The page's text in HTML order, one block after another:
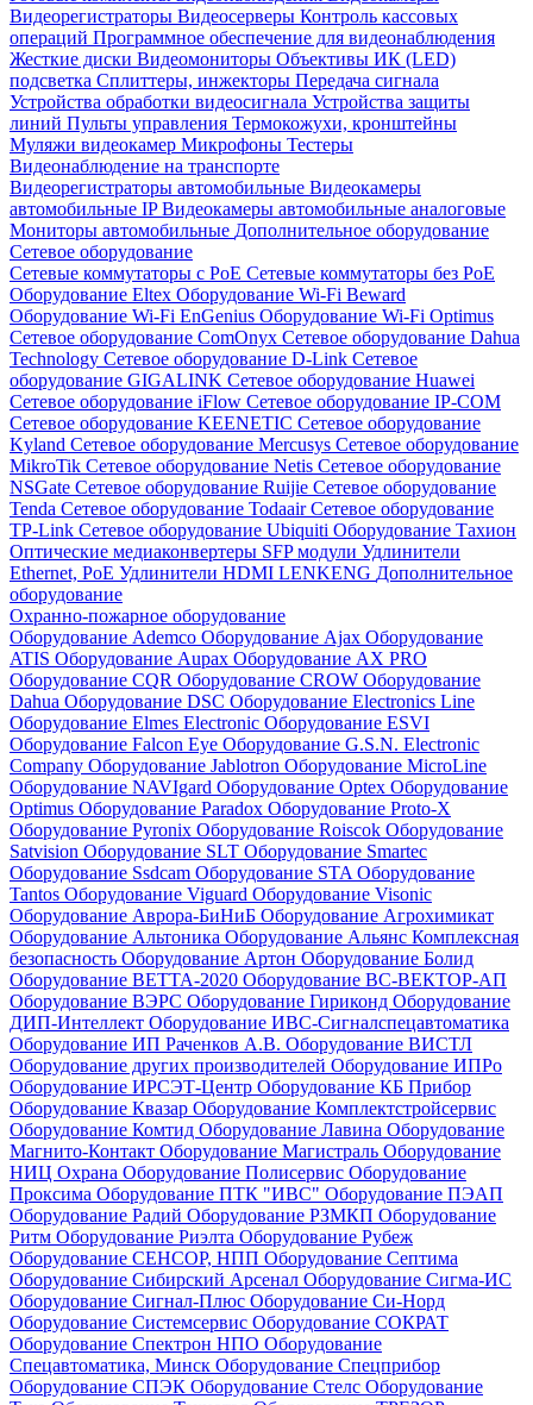
Видеорегистраторы Видеосерверы Контроль кассовых
операций Программное обеспечение для видеонаблюдения
Жесткие диски Видеомониторы Объективы ИК (LED)
подсветка Сплиттеры, инжекторы Передача сигнала
Устройства обработки видеосигнала Устройства защиты
линий Пульты управления Термокожухи, кронштейны
Муляжи видеокамер Микрофоны Тестеры
Видеонаблюдение на транспорте
Видеорегистраторы автомобильные Видеокамеры
автомобильные IPВидеокамеры автомобильные аналоговые
Мониторы автомобильные Дополнительное оборудование
Сетевое оборудование
Сетевые коммутаторы с РоЕ Сетевые коммутаторы без РоЕ
Оборудование Eltex Оборудование Wi-Fi Beward
Оборудование Wi-Fi EnGenius Оборудование Wi-Fi Optimus
Сетевое оборудование ComOnyx Сетевое оборудование Dahua
Technology Сетевое оборудование D-Link Сетевое
оборудование GIGALINK Сетевое оборудование Huawei
Сетевое оборудование iFlow Сетевое оборудование IP-COM
Сетевое оборудование KEENETIC Сетевое оборудование
Kyland Сетевое оборудование Mercusys Сетевое оборудование
MikroTik Сетевое оборудование Netis Сетевое оборудование
NSGate Сетевое оборудование Ruijie Сетевое оборудование
Tenda Сетевое оборудование TodaairСетевое оборудование
TP-Link Сетевое оборудование Ubiquiti Оборудование Тахион
Оптические медиаконвертеры SFP модули Удлинители
Ethernet, PoE Удлинители HDMI LENKENG Дополнительное
оборудование
Охранно-пожарное оборудование
Оборудование Ademco Оборудование Ajax Оборудование
ATIS Оборудование Aupax Оборудование AX PRO
Оборудование CQR Оборудование CROW Оборудование
Dahua Оборудование DSC Оборудование Electronics Line
Оборудование Elmes Electronic Оборудование ESVI
Оборудование Falcon Eye Оборудование G.S.N. Electronic
Company Оборудование Jablotron Оборудование MicroLine
Оборудование NAVIgard Оборудование Optex Оборудование
Optimus Оборудование Paradox Оборудование Proto-X
Оборудование Pyronix Оборудование Roiscok Оборудование
Satvision Оборудование SLT Оборудование Smartec
Оборудование Ssdcam Оборудование STA Оборудование
Tantos Оборудование Viguard Оборудование Visonic
Оборудование Аврора-БиНиБ Оборудование Агрохимикат
Оборудование Альтоника Оборудование Альянс Комплексная
безопасность Оборудование Артон Оборудование Болид
Оборудование ВЕТТА-2020 Оборудование ВС-ВЕКТОР-АП
Оборудование ВЭРС Оборудование Гириконд Оборудование
ДИП-Интеллект Оборудование ИВС-Сигналспецавтоматика
Оборудование ИП Раченков А.В. Оборудование ВИСТЛ
Оборудование других производителей Оборудование ИПРо
Оборудование ИРСЭТ-Центр Оборудование КБ Прибор
Оборудование Квазар Оборудование Комплектстройсервис
Оборудование Комтид Оборудование Лавина Оборудование
Магнито-Контакт Оборудование Магистраль Оборудование
НИЦ Охрана Оборудование Полисервис Оборудование
Проксима Оборудование ПТК "ИВС" Оборудование ПЭАП
Оборудование Радий Оборудование РЗМКП Оборудование
Ритм Оборудование Риэлта Оборудование Рубеж
Оборудование СЕНСОР, НПП Оборудование Септима
Оборудование Сибирский Арсенал Оборудование Сигма-ИС
Оборудование Сигнал-Плюс Оборудование Си-Норд
Оборудование Системсервис Оборудование СОКРАТ
Оборудование Спектрон НПО Оборудование
Спецавтоматика, Минск Оборудование Спецприбор
Оборудование СПЭК Оборудование Стелс Оборудование